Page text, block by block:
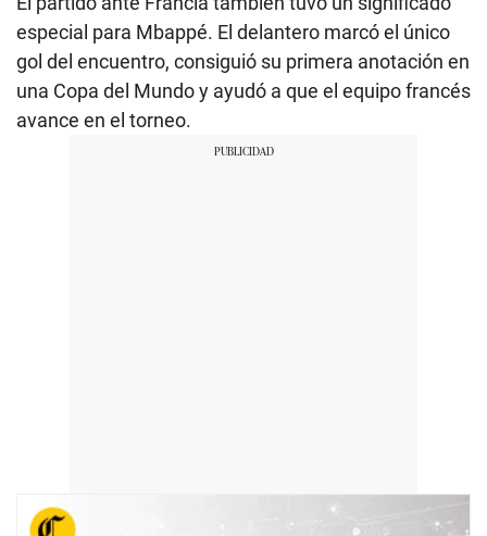
especial para Mbappé. El delantero marcó el único
gol del encuentro, consiguió su primera anotación en
una Copa del Mundo y ayudó a que el equipo francés
avance en el torneo.